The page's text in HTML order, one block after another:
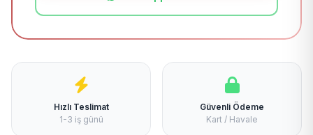
Hızlı Teslimat
1-3 iş günü
Güvenli Ödeme
Kart / Havale